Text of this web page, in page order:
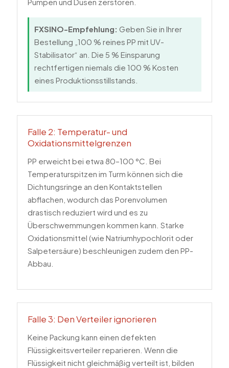
FXSINO-Empfehlung: Geben Sie in Ihrer
Bestellung „100 % reines PP mit UV-
Stabilisator“ an. Die 5 % Einsparung
rechtfertigen niemals die 100 % Kosten
eines Produktionsstillstands.
Falle 2: Temperatur- und
Oxidationsmittelgrenzen
PP erweicht bei etwa 80–100 °C. Bei
Temperaturspitzen im Turm können sich die
Dichtungsringe an den Kontaktstellen
abflachen, wodurch das Porenvolumen
drastisch reduziert wird und es zu
Überschwemmungen kommen kann. Starke
Oxidationsmittel (wie Natriumhypochlorit oder
Salpetersäure) beschleunigen zudem den PP-
Abbau.
Falle 3: Den Verteiler ignorieren
Keine Packung kann einen defekten
Flüssigkeitsverteiler reparieren. Wenn die
Flüssigkeit nicht gleichmäßig verteilt ist, bilden